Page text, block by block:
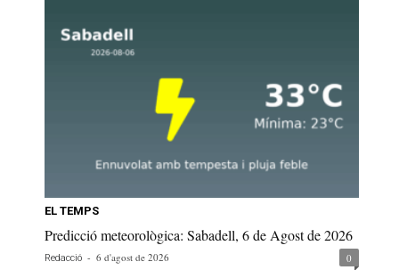
EL TEMPS
Predicció meteorològica: Sabadell, 6 de Agost de 2026
Redacció - 6 d'agost de 2026 0